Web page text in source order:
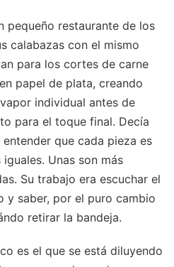
pequeño restaurante de los
calabazas con el mismo
para los cortes de carne
papel de plata, creando
individual antes de
para el toque final. Decía
que cada pieza es
Unas son más
Su trabajo era escuchar el
y saber, por el puro cambio
retirar la bandeja.
es el que se está diluyendo